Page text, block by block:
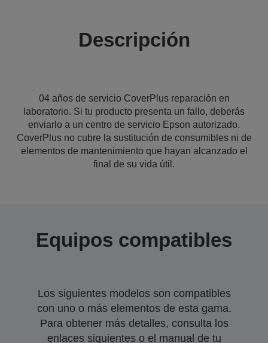
Descripción
04 años de servicio CoverPlus reparación en
laboratorio. Si tu producto presenta un fallo, deberás
enviarlo a un centro de servicio Epson autorizado.
CoverPlus no cubre la sustitución de consumibles ni de
elementos de mantenimiento que hayan alcanzado el
final de su vida útil.
Equipos compatibles
Los siguientes modelos son compatibles
con uno o más elementos de esta gama.
Para obtener más detalles, consulta los
enlaces siguientes o el manual de tu